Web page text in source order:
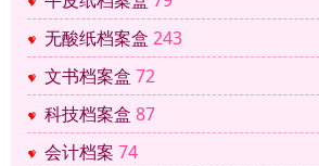
无酸纸档案盒 243
文书档案盒 72
科技档案盒 87
会计档案 74